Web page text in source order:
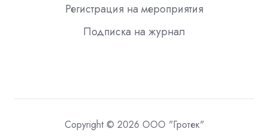
Регистрация на мероприятия
Подписка на журнал
Copyright © 2026 ООО "Гротек"